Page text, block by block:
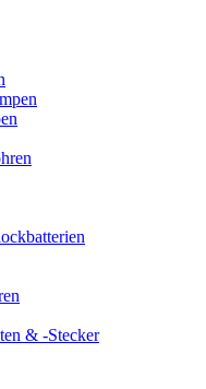
& -Stecker